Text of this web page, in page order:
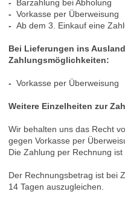
-
Barzahlung bei Abholung
- Vorkasse per Überweisung
- Ab dem 3. Einkauf eine
Bei Lieferungen ins
Zahlungsmöglichkeiten:
- Vorkasse per Überweisung
Weitere Einzelheiten zur
Wir behalten uns das Recht
gegen Vorkasse per
Die Zahlung per Rechnung ist
Der Rechnungsbetrag ist bei
14 Tagen auszugleichen.